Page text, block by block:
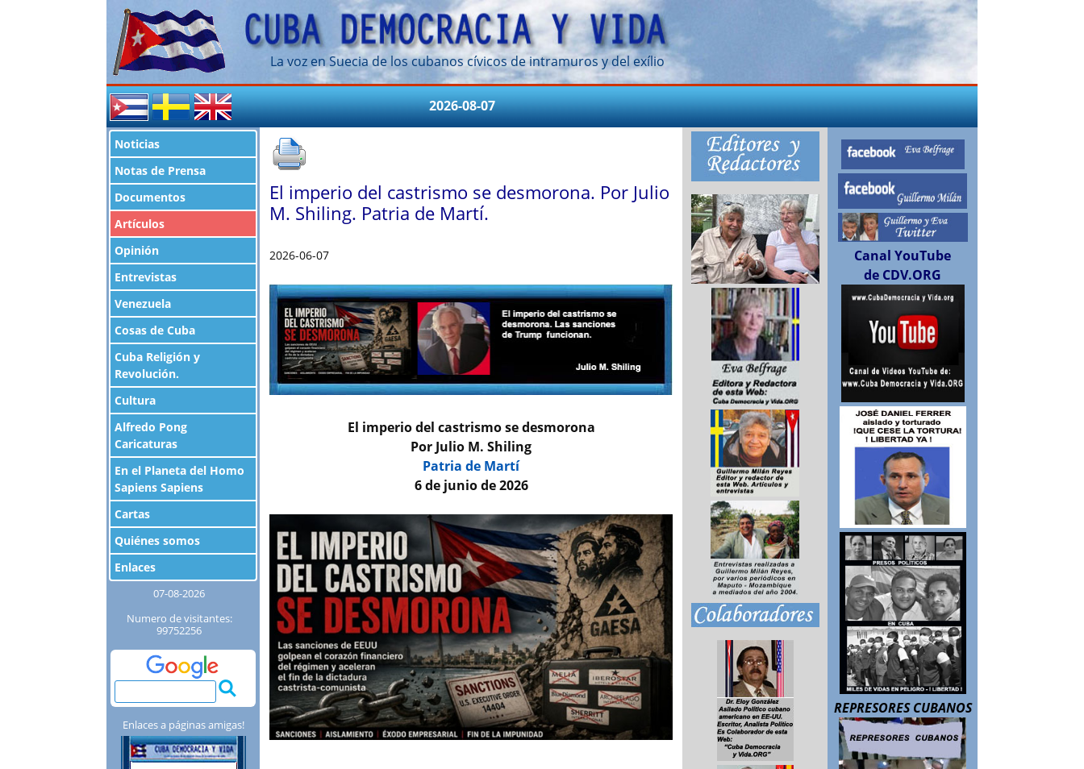
La voz en Suecia de los cubanos cívicos de intramuros y del exílio
2026-08-07
Noticias
Notas de Prensa
Documentos
Artículos
Opinión
Entrevistas
Venezuela
Cosas de Cuba
Cuba Religión y
Revolución.
Cultura
Alfredo Pong
Caricaturas
En el Planeta del Homo
Sapiens Sapiens
Cartas
Quiénes somos
Enlaces
07-08-2026
Numero de visitantes:
99752256
Enlaces a páginas amigas!
El imperio del castrismo se desmorona. Por Julio
M. Shiling. Patria de Martí.
2026-06-07
El imperio del castrismo se desmorona
Por Julio M. Shiling
Patria de Martí
6 de junio de 2026
Canal YouTube
de CDV.ORG
REPRESORES CUBANOS